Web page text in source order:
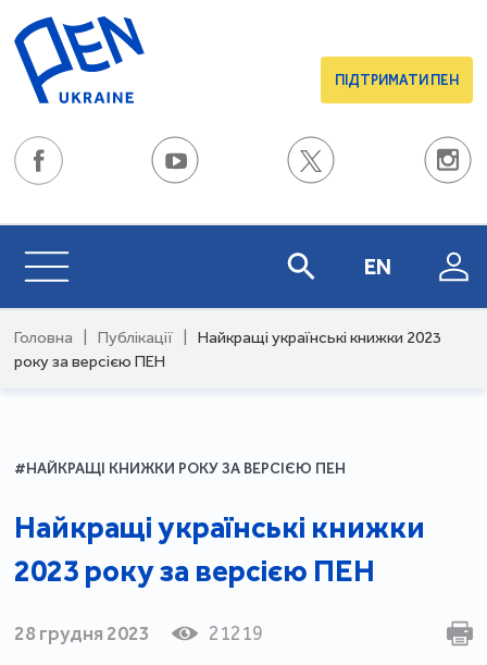
ПІДТРИМАТИ ПЕН
EN
Головна Публікації
Найкращі українські книжки 2023
року за версією ПЕН
#НАЙКРАЩІ КНИЖКИ РОКУ ЗА ВЕРСІЄЮ ПЕН
Найкращі українські книжки
2023 року за версією ПЕН
28 грудня 2023 21219